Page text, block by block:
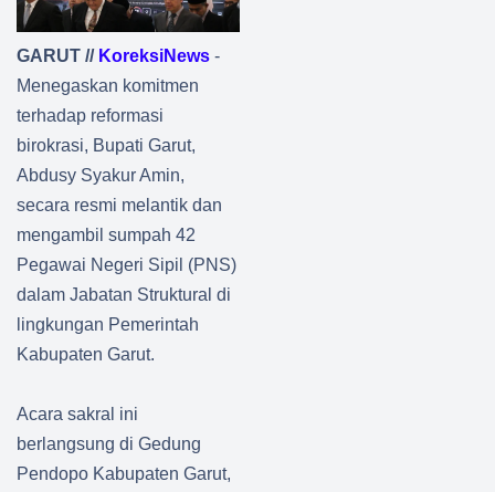
GARUT // KoreksiNews -
Menegaskan komitmen
terhadap reformasi
birokrasi, Bupati Garut,
Abdusy Syakur Amin,
secara resmi melantik dan
mengambil sumpah 42
Pegawai Negeri Sipil (PNS)
dalam Jabatan Struktural di
lingkungan Pemerintah
Kabupaten Garut.
Acara sakral ini
berlangsung di Gedung
Pendopo Kabupaten Garut,